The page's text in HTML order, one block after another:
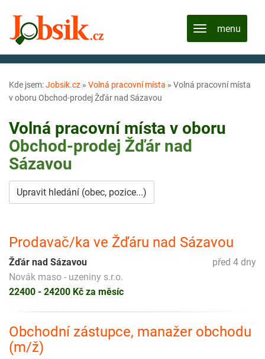
Kde jsem:Jobsik.cz » Volná pracovní místa » Volná pracovní místa
v oboru Obchod-prodej Žďár nad Sázavou
Volná pracovní místa v oboru
Obchod-prodej Žďár nad
Sázavou
Upravit hledání (obec, pozice...)
Prodavač/ka ve Žďáru nad Sázavou
před 4 dny
Žďár nad Sázavou
Novák maso - uzeniny s.r.o.
22400 - 24200 Kč za měsíc
Obchodní zástupce, manažer obchodu
(m/ž)